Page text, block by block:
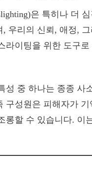
은 특히나 더
우리의 신뢰, 애정,
라이팅을 위한 도구
성 중 하나는 종종 사
구성원은 피해자가
롱할 수 있습니다. 이